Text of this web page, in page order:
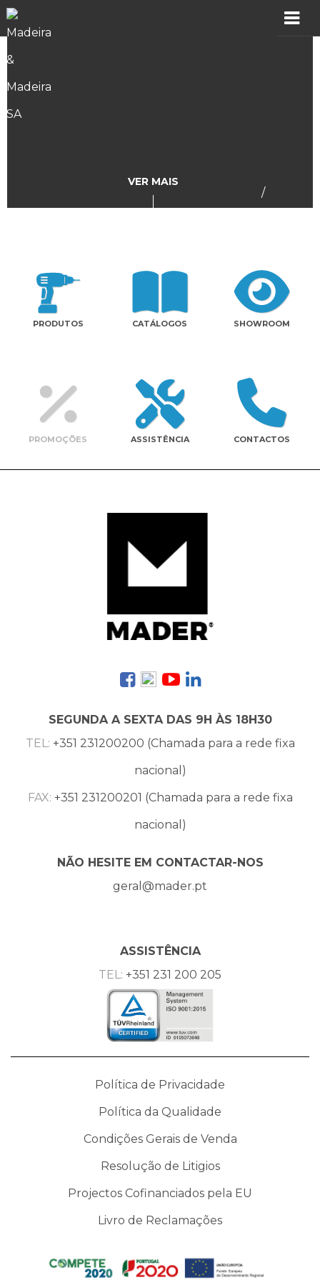
Assistência
Contactos
/
VER MAIS
PRODUTOS CATÁLOGOS SHOWROOM
PROMOÇÕES ASSISTÊNCIA CONTACTOS
SEGUNDA A SEXTA DAS 9H ÀS 18H30
TEL: +351 231200200 (Chamada para a rede fixa
nacional)
FAX: +351 231200201 (Chamada para a rede fixa
nacional)
NÃO HESITE EM CONTACTAR-NOS
geral@mader.pt
ASSISTÊNCIA
TEL: +351 231 200 205
Política de Privacidade
Política da Qualidade
Condições Gerais de Venda
Resolução de Litigios
Projectos Cofinanciados pela EU
Livro de Reclamações